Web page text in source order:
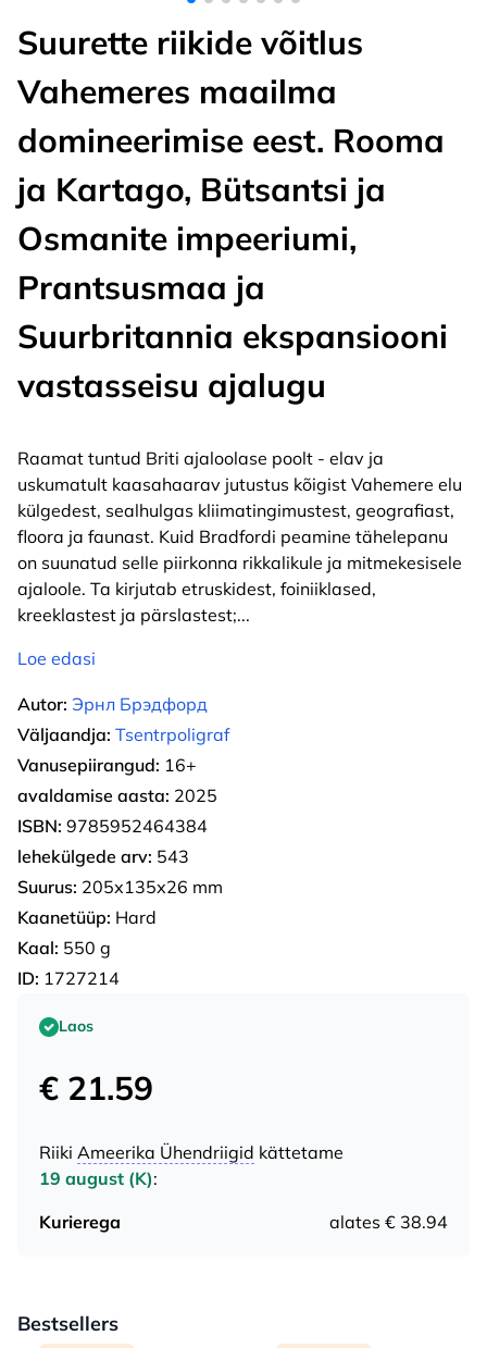
Suurette riikide võitlus
Vahemeres maailma
domineerimise eest. Rooma
ja Kartago, Bütsantsi ja
Osmanite impeeriumi,
Prantsusmaa ja
Suurbritannia ekspansiooni
vastasseisu ajalugu
Raamat tuntud Briti ajaloolase poolt - elav ja
uskumatult kaasahaarav jutustus kõigist Vahemere elu
külgedest, sealhulgas kliimatingimustest, geografiast,
floora ja faunast. Kuid Bradfordi peamine tähelepanu
on suunatud selle piirkonna rikkalikule ja mitmekesisele
ajaloole. Ta kirjutab etruskidest, foiniiklased,
kreeklastest ja pärslastest;...
Loe edasi
Autor: Эрнл Брэдфорд
Väljaandja: Tsentrpoligraf
Vanusepiirangud: 16+
avaldamise aasta: 2025
ISBN: 9785952464384
lehekülgede arv: 543
Suurus: 205х135х26 mm
Kaanetüüp: Hard
Kaal: 550 g
ID: 1727214
Laos
€ 21.59
Riiki Ameerika Ühendriigid kättetame
19 august (K):
Kurierega
alates € 38.94
Bestsellers